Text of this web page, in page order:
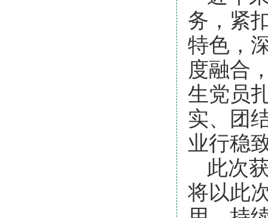
务，紧
特色，
度融合
生党员
实、团
业行稳
此次
将以此